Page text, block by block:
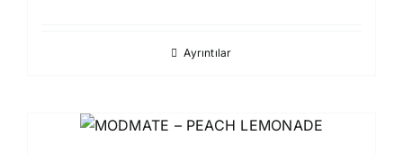
Ayrıntılar